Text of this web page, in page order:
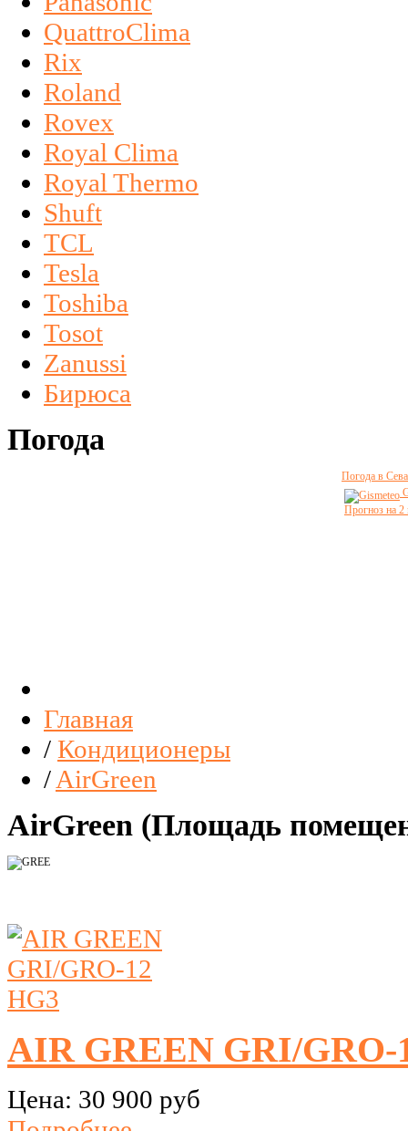
QuattroClima
Rix
Roland
Rovex
Royal Clima
Royal Thermo
Shuft
TCL
Tesla
Toshiba
Tosot
Zanussi
Бирюса
Погода
Погода в
Прогноз на 2
Главная
/ Кондиционеры
/ AirGreen
AirGreen (Площадь
AIR GREEN GRI/GRO-
Цена: 30 900 руб